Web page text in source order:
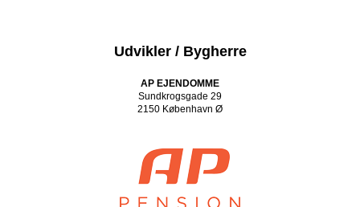
Udvikler / Bygherre
AP EJENDOMME
Sundkrogsgade 29
2150 København Ø